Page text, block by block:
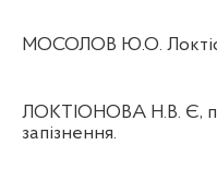
МОСОЛОВ Ю.О.
ЛОКТІОНОВА Н.В. Є,
запізнення.